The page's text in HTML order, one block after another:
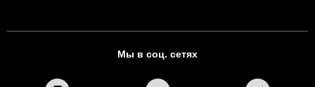
Мы в соц. сетях